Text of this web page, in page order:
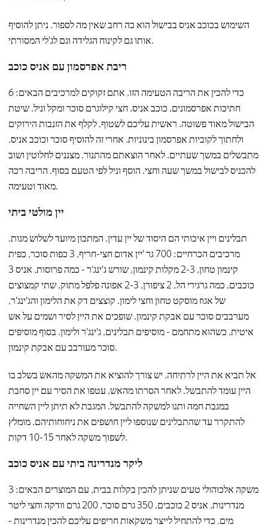
השימוש בכוכב אניס בבישול הוא כה רחב שאין מה לספור. ניתן להוסיף
אותו גם לקינוח הגלידה וגם לג'לי המסורתי.
ריבת אפרסמון עם אניס כוכב
כדי להכין את הריבה הטעימה הזו, אתם זקוקים למרכיבים הבאים: 6
חתיכות אפרסמונים, כוכב אניס, חצי קילוגרם סוכר ומקל וניל. שיטת
הבישול מאוד פשוטה. ראשית עליכם לשטוף, לקלף את הזנבות הירוקים
ולחתוך לקוביות אפרסמון בינוניות. אחרי זה להוסיף סוכר וכוכב אניס.
מתבשלים במשך שעתיים. לאחר הוצאתם מהתנור, מצננים לחלוטין ושוב
להכניס לבישול במשך שעה וחצי. הוסף וניל לפי הטעם בסוף. הריבה רכה
מאוד וטעימה.
יין מולטי ביתי
תבלינים ויין איכותי הם היסוד של יין עדין. המתכון מיועד לשלוש מנות.
מרכיבים הכרחיים: 700 גר 'יין אדום חצי-חריף, 3 כפות סוכר, כפית
קינמון טחון, 2-3 מקלות קינמון, שורש ג'ינג'ר - כמה פרוסות, אניס 3
כוכבים, כמה גרגירי הל, 2 ציפורן, 2-3 אפונה פלפל מתוק, שתי קמצוצים
של אגוז מוסקט טחון וחצי לימון. קוצצים דק את הלימון והג'ינג'ר,
מערבבים סוכר עם אבקת קינמון. שופכים את היין לסיר ושמים על אש
איטית, כשהוא מתחמם - מוסיפים תבלינים, ג'ינג'ר ולימון. בסוף מוסיפים
סוכר מעורבב עם אבקת קינמון.
אל תביא את היין לרתיחה. יש צורך להוציא את המשקה מהאש בשלב בו
היין עומד להתבשל. לאחר הסרתו מהאש, עטפו את הסיר עם יין סחבת
במגבת חמה ותנו למשקה להתבשל. המגבת לא תיתן ליין השחייה
להתקרר עד שהתבלינים שנוספו ליין חושפים את ניחוחותיהם. מומלץ
לשפוך משקה לאחר 10-15 דקות.
ליקר מנדרינה ביתי עם אניס כוכב
משקה אלכוהולי טעים שניתן להכין בקלות בבית, עם המוצרים הבאים: 3
מנדרינות, אניס 2 כוכבים, 350 גרם סוכר, 200 גרם וודקה וחצי ליטר
מים. כדי להתחיל לייצר משקאות חריפים עליכם להכין מנדרינות -